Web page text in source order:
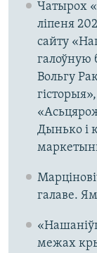
Чатырох
ліпеня
сайту
галоўную
Вольгу
Дынько і
галаве.
межах